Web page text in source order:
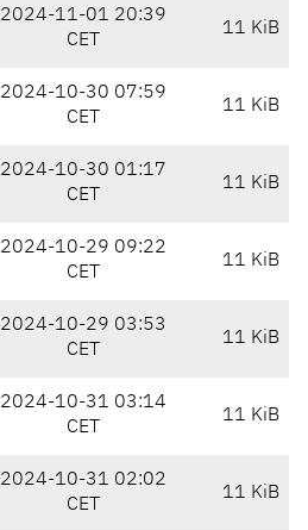
2024-11-01 20:39
CET
11 KiB
2024-10-30 07:59
CET
11 KiB
2024-10-30 01:17
CET
11 KiB
2024-10-29 09:22
CET
11 KiB
2024-10-29 03:53
CET
11 KiB
2024-10-31 03:14
CET
11 KiB
2024-10-31 02:02
CET
11 KiB